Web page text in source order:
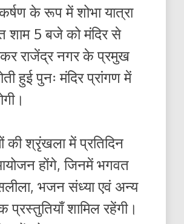
के रूप में शोभा यात्रा
शाम 5 बजे को मंदिर से
राजेंद्र नगर के प्रमुख
हुई पुनः मंदिर प्रांगण में
की श्रृंखला में प्रतिदिन
होंगे, जिनमें भगवत
भजन संध्या एवं अन्य
प्रस्तुतियाँ शामिल रहेंगी।